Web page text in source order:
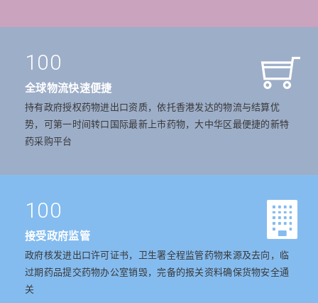
100
全球物流快速便捷
持有政府授权药物进出口资质，依托香港发达的物流与结算优
势，可第一时间转口国际最新上市药物，大中华区最便捷的新特
药采购平台
100
接受政府监管
政府核发进出口许可证书，卫生署全程监管药物来源及去向，临
过期药品提交药物办公室销毁，完备的报关资料确保货物安全通
关